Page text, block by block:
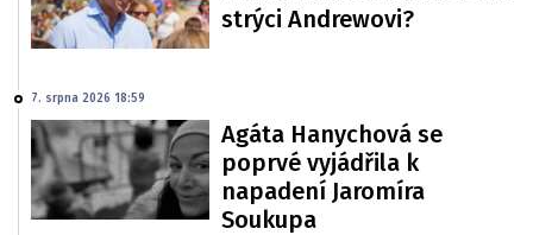
strýci Andrewovi?
7. srpna 2026 18:59
Agáta Hanychová se
poprvé vyjádřila k
napadení Jaromíra
Soukupa